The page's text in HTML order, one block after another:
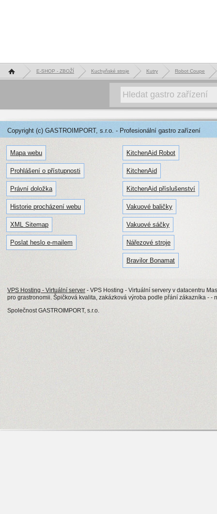
Hlavní stránka E-SHOP - ZBOŽÍ Kuchyňské stroje Kutry Robot Coupe
Copyright (c) GASTROIMPORT, s.r.o. - Profesionální gastro zařízení
Mapa webu
Prohlášení o přístupnosti
Právní doložka
Historie procházení webu
XML Sitemap
Poslat heslo e-mailem
KitchenAid Robot
KitchenAid
KitchenAid příslušenství
Vakuové baličky
Vakuové sáčky
Nářezové stroje
Bravilor Bonamat
VPS Hosting - Virtuální server - VPS Hosting - Virtuální servery v datacentru
pro grastronomii. Špičková kvalita, zakázková výroba podle přání zákazníka - -
Společnost GASTROIMPORT, s.r.o.